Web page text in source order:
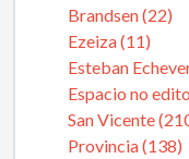
Brandsen (22)
Ezeiza (11)
Esteban
Espacio no
San Vicente
Provincia (138)